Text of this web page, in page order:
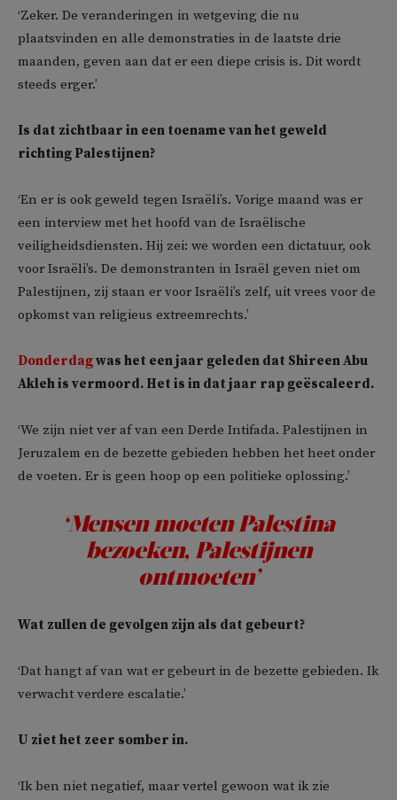
‘Zeker. De veranderingen in wetgeving die nu
plaatsvinden en alle demonstraties in de laatste drie
maanden, geven aan dat er een diepe crisis is. Dit wordt
steeds erger.’
Is dat zichtbaar in een toename van het geweld
richting Palestijnen?
‘En er is ook geweld tegen Israëli’s. Vorige maand was er
een interview met het hoofd van de Israëlische
veiligheidsdiensten. Hij zei: we worden een dictatuur, ook
voor Israëli’s. De demonstranten in Israël geven niet om
Palestijnen, zij staan er voor Israëli’s zelf, uit vrees voor de
opkomst van religieus extreemrechts.’
Donderdagwas het een jaar geleden dat Shireen Abu
Akleh is vermoord. Het is in dat jaar rap geëscaleerd.
‘We zijn niet ver af van een Derde Intifada. Palestijnen in
Jeruzalem en de bezette gebieden hebben het heet onder
de voeten. Er is geen hoop op een politieke oplossing.’
‘Mensen moeten Palestina
bezoeken, Palestijnen
ontmoeten’
Wat zullen de gevolgen zijn als dat gebeurt?
‘Dat hangt af van wat er gebeurt in de bezette gebieden. Ik
verwacht verdere escalatie.’
U ziet het zeer somber in.
‘Ik ben niet negatief, maar vertel gewoon wat ik zie